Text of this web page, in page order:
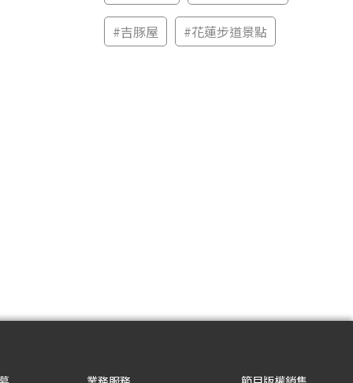
#吉豚屋 #花蓮步道景點